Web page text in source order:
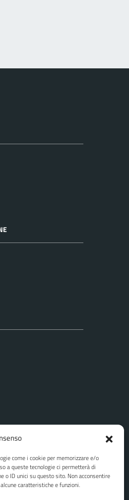
come i cookie per memorizzare e/o
a queste tecnologie ci permetterà di
o ID unici su questo sito. Non acconsentire
caratteristiche e funzioni.